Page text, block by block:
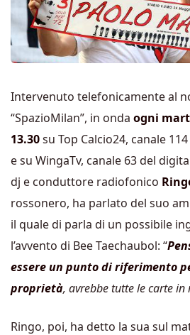
Intervenuto telefonicamente al
“SpazioMilan”, in onda ogni
13.30su Top Calcio24, canale
e su WingaTv, canale 63 del
dj e conduttore radiofonico
rossonero, ha parlato del suo
il quale di parla di un possibile
l’avvento di Bee Taechaubol: “
essere un punto di riferimento
proprietà, avrebbe tutte le carte
Ringo, poi, ha detto la sua sul